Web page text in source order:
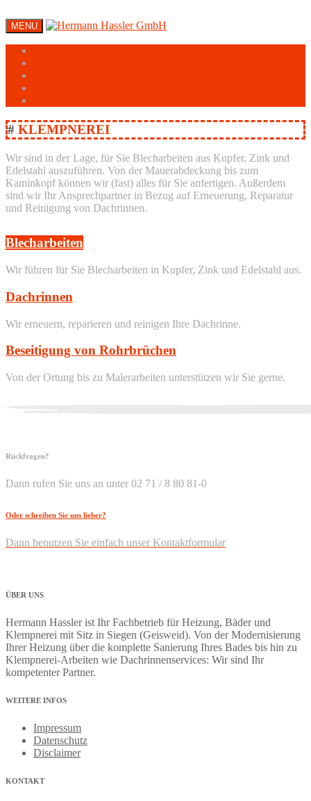
MENU
# KLEMPNEREI
Wir sind in der Lage, für Sie Blecharbeiten aus Kupfer, Zink und
Edelstahl auszuführen. Von der Mauerabdeckung bis zum
Kaminkopf können wir (fast) alles für Sie anfertigen. Außerdem
sind wir Ihr Ansprechpartner in Bezug auf Erneuerung, Reparatur
und Reinigung von Dachrinnen.
Blecharbeiten
Wir führen für Sie Blecharbeiten in Kupfer, Zink und Edelstahl aus.
Dachrinnen
Wir erneuern, reparieren und reinigen Ihre Dachrinne.
Beseitigung von Rohrbrüchen
Von der Ortung bis zu Malerarbeiten unterstützen wir Sie gerne.
Rückfragen?
Dann rufen Sie uns an unter 02 71 / 8 80 81-0
Oder schreiben Sie uns lieber?
Dann benutzen Sie einfach unser Kontaktformular
ÜBER UNS
Hermann Hassler ist Ihr Fachbetrieb für Heizung, Bäder und
Klempnerei mit Sitz in Siegen (Geisweid). Von der Modernisierung
Ihrer Heizung über die komplette Sanierung Ihres Bades bis hin zu
Klempnerei-Arbeiten wie Dachrinnenservices: Wir sind Ihr
kompetenter Partner.
WEITERE INFOS
Impressum
Datenschutz
Disclaimer
KONTAKT